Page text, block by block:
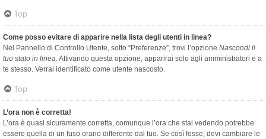
Top
Come posso evitare di apparire nella lista degli utenti in linea?
Nel Pannello di Controllo Utente, sotto “Preferenze”, trovi l’opzione Nascondi il
tuo stato in linea. Attivando questa opzione, apparirai solo agli amministratori e a
te stesso. Verrai identificato come utente nascosto.
Top
L’ora non è corretta!
L’ora è quasi sicuramente corretta, comunque l’ora che stai vedendo potrebbe
essere quella di un fuso orario differente dal tuo. Se così fosse, devi cambiare le